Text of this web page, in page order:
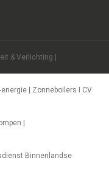
& Verlichting |
| Zonneboilers I CV
|
Binnenlandse